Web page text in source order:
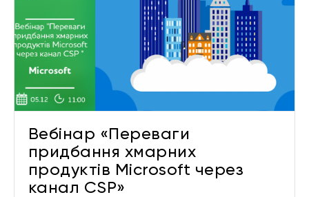
Вебінар «Переваги
придбання хмарних
продуктів Microsoft через
канал CSP»